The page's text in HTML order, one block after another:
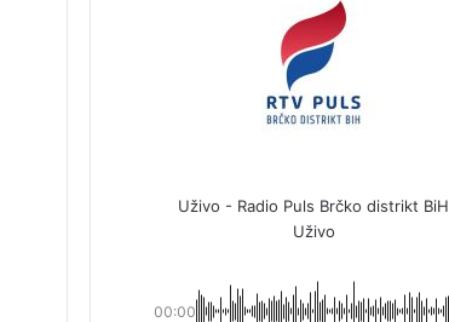
Uživo - Radio Puls Brčko distrikt BiH
Uživo
00:00